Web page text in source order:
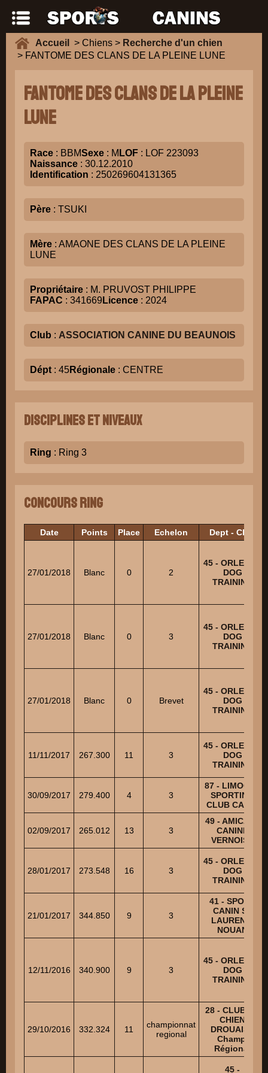
Accueil > Chiens > Recherche d'un chien
> FANTOME DES CLANS DE LA PLEINE LUNE
FANTOME DES CLANS DE LA PLEINE
LUNE
Race : BBMSexe : M LOF : LOF 223093
Naissance : 30.12.2010
Identification : 250269604131365
Père : TSUKI
Mère : AMAONE DES CLANS DE LA PLEINE
LUNE
Propriétaire : M. PRUVOST PHILIPPE
FAPAC : 341669Licence : 2024
Club : ASSOCIATION CANINE DU BEAUNOIS
Dépt : 45Régionale : CENTRE
Disciplines et niveaux
Ring : Ring 3
Concours Ring
Date Points Place Echelon Dept - Club
27/01/2018 Blanc 0 2
45 - ORLEANS
DOG
TRAINING
27/01/2018 Blanc 0 3
45 - ORLEANS
DOG
TRAINING
27/01/2018 Blanc 0 Brevet
45 - ORLEANS
DOG
TRAINING
11/11/2017 267.300 11 3
45 - ORLEANS
DOG
TRAINING
30/09/2017 279.400 4 3
87 - LIMOGES
SPORTING
CLUB CANIN
02/09/2017 265.012 13 3
49 - AMICALE
CANINE
VERNOISE
28/01/2017 273.548 16 3
45 - ORLEANS
DOG
TRAINING
21/01/2017 344.850 9 3
41 - SPORT
CANIN ST
LAURENT-
NOUAN
12/11/2016 340.900 9 3
45 - ORLEANS
DOG
TRAINING
29/10/2016 332.324 11
championnat
regional
28 - CLUB DU
CHIEN
DROUAIS -
Champ.
Régional
45 -